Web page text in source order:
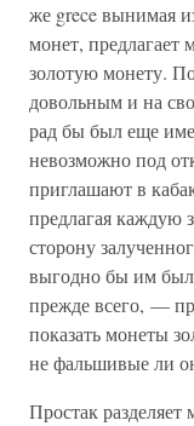
же grece вынимая
монет, предлагает
золотую монету.
довольным и на
рад бы был еще
невозможно под
приглашают в
предлагая каждую
сторону
выгодно бы им
прежде всего, —
показать монеты
не фальшивые ли
Простак